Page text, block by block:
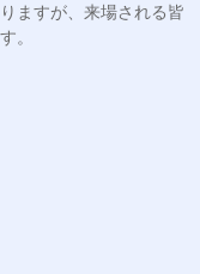
ますが、来場される皆
。